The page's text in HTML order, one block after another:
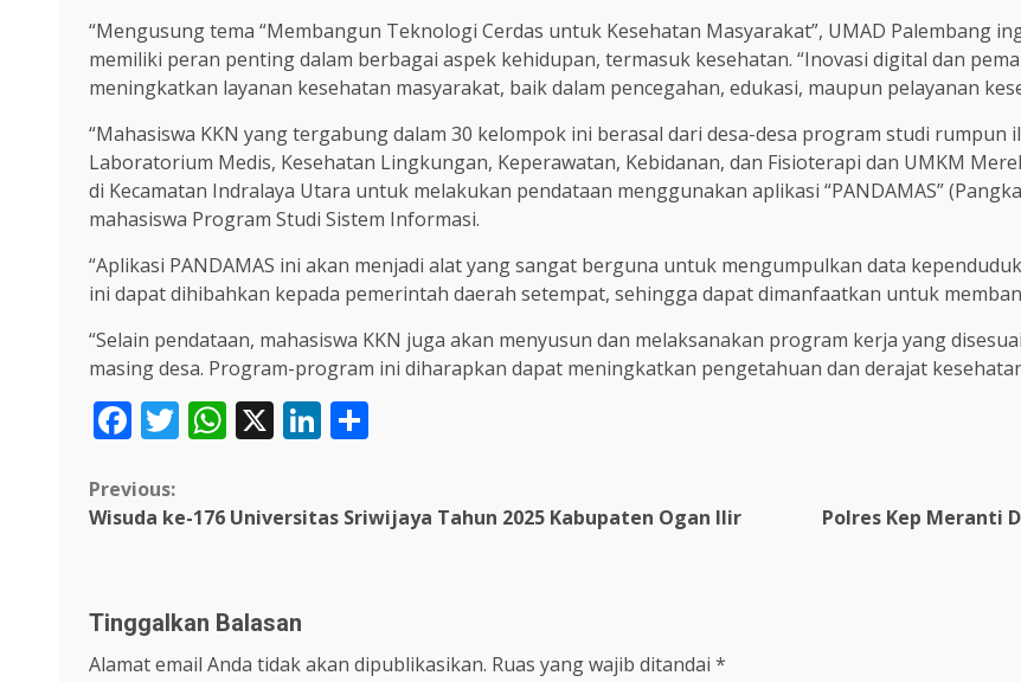
“Mengusung tema “Membangun Teknologi Cerdas untuk Kesehatan Masyarakat”, UMAD Palembang
memiliki peran penting dalam berbagai aspek kehidupan, termasuk kesehatan. “Inovasi digital dan
meningkatkan layanan kesehatan masyarakat, baik dalam pencegahan, edukasi, maupun pelayanan
“Mahasiswa KKN yang tergabung dalam 30 kelompok ini berasal dari desa-desa program studi
Laboratorium Medis, Kesehatan Lingkungan, Keperawatan, Kebidanan, dan Fisioterapi dan UMKM
di Kecamatan Indralaya Utara untuk melakukan pendataan menggunakan aplikasi “PANDAMAS”
mahasiswa Program Studi Sistem Informasi.
“Aplikasi PANDAMAS ini akan menjadi alat yang sangat berguna untuk mengumpulkan data
ini dapat dihibahkan kepada pemerintah daerah setempat, sehingga dapat dimanfaatkan untuk
“Selain pendataan, mahasiswa KKN juga akan menyusun dan melaksanakan program kerja yang
masing desa. Program-program ini diharapkan dapat meningkatkan pengetahuan dan derajat
Facebook
Twitter
WhatsApp
X LinkedIn
Continue
Previous:
Wisuda ke-176 Universitas Sriwijaya Tahun 2025 Kabupaten Ogan Ilir
Polres Kep Meranti
Tinggalkan Balasan
Alamat email Anda tidak akan dipublikasikan. Ruas yang wajib ditandai *